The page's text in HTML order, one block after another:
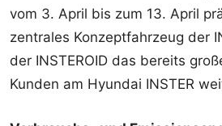
vom 3. April bis zum 13. April
zentrales Konzeptfahrzeug der
der INSTEROID das bereits
Kunden am Hyundai INSTER